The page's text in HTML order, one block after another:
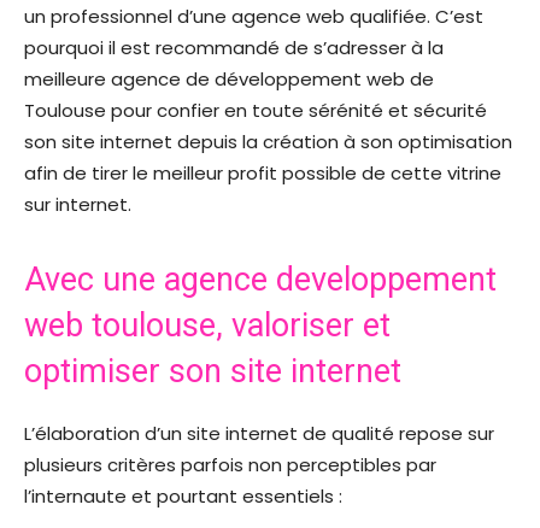
un professionnel d’une agence web qualifiée. C’est
pourquoi il est recommandé de s’adresser à la
meilleure agence de développement web de
Toulouse pour confier en toute sérénité et sécurité
son site internet depuis la création à son optimisation
afin de tirer le meilleur profit possible de cette vitrine
sur internet.
Avec une agence developpement
web toulouse, valoriser et
optimiser son site internet
L’élaboration d’un site internet de qualité repose sur
plusieurs critères parfois non perceptibles par
l’internaute et pourtant essentiels :